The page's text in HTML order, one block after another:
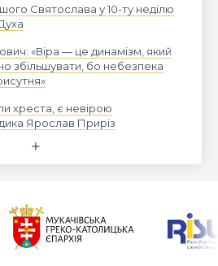
Святослава у 10-ту неділю
«Віра — це динамізм, який
збільшувати, бо небезпека
хреста, є невірою
Ярослав Приріз